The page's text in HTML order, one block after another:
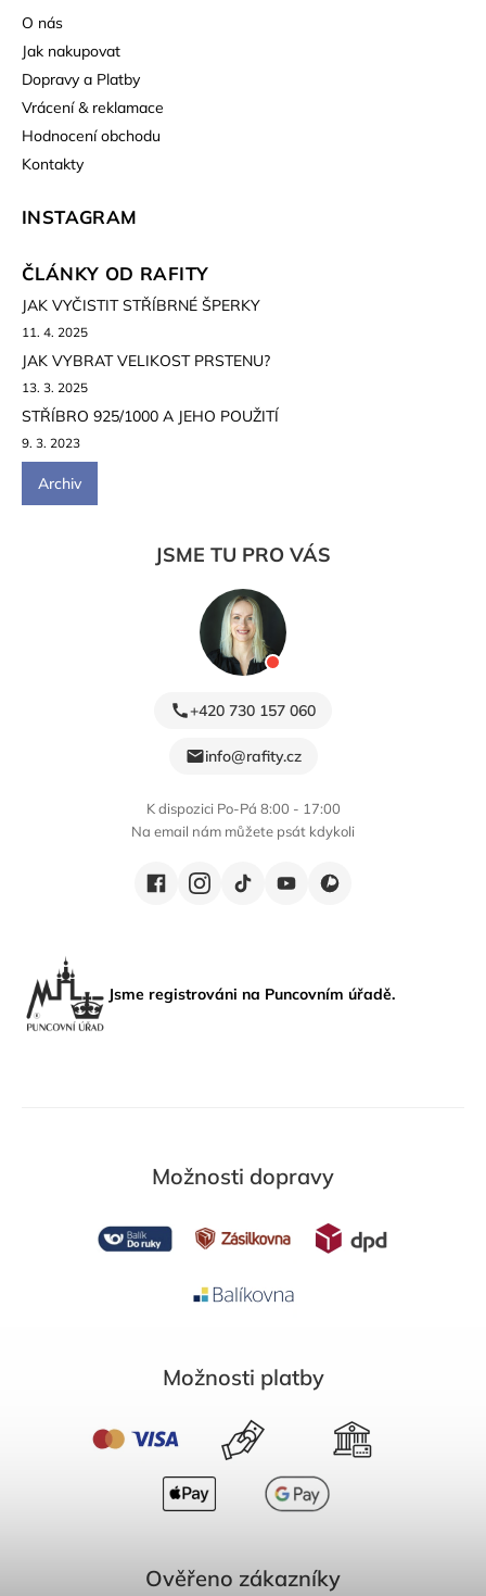
O nás
Jak nakupovat
Dopravy a Platby
Vrácení & reklamace
Hodnocení obchodu
Kontakty
INSTAGRAM
ČLÁNKY OD RAFITY
JAK VYČISTIT STŘÍBRNÉ ŠPERKY
11. 4. 2025
JAK VYBRAT VELIKOST PRSTENU?
13. 3. 2025
STŘÍBRO 925/1000 A JEHO POUŽITÍ
9. 3. 2023
Archiv
JSME TU PRO VÁS
+420 730 157 060
info@rafity.cz
K dispozici Po-Pá 8:00 - 17:00
Na email nám můžete psát kdykoli
Jsme registrováni na Puncovním úřadě.
Možnosti dopravy
Možnosti platby
Ověřeno zákazníky